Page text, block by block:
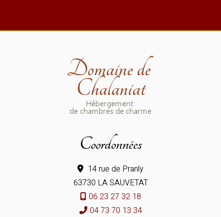
Coordonnées
14 rue de Pranly
63730 LA SAUVETAT
06 23 27 32 18
04 73 70 13 34